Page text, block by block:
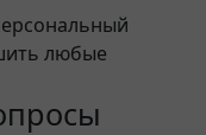
любые